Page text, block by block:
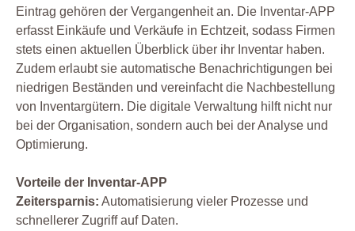
Eintrag gehören der Vergangenheit an. Die Inventar-APP
erfasst Einkäufe und Verkäufe in Echtzeit, sodass Firmen
stets einen aktuellen Überblick über ihr Inventar haben.
Zudem erlaubt sie automatische Benachrichtigungen bei
niedrigen Beständen und vereinfacht die Nachbestellung
von Inventargütern. Die digitale Verwaltung hilft nicht nur
bei der Organisation, sondern auch bei der Analyse und
Optimierung.
Vorteile der Inventar-APP
Zeitersparnis: Automatisierung vieler Prozesse und
schnellerer Zugriff auf Daten.